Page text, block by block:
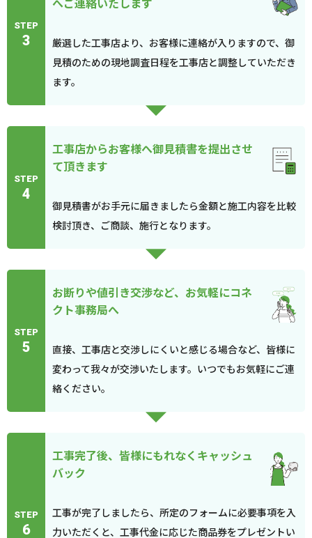
STEP
3
厳選した工事店より、お客様に連絡が入りますので、御
見積のための現地調査日程を工事店と調整していただき
ます。
STEP
4
工事店からお客様へ御見積書を提出させ
て頂きます
御見積書がお手元に届きましたら金額と施工内容を比較
検討頂き、ご商談、施行となります。
STEP
5
お断りや値引き交渉など、お気軽にコネ
クト事務局へ
直接、工事店と交渉しにくいと感じる場合など、皆様に
変わって我々が交渉いたします。いつでもお気軽にご連
絡ください。
STEP
6
工事完了後、皆様にもれなくキャッシュ
バック
工事が完了しましたら、所定のフォームに必要事項を入
力いただくと、工事代金に応じた商品券をプレゼントい